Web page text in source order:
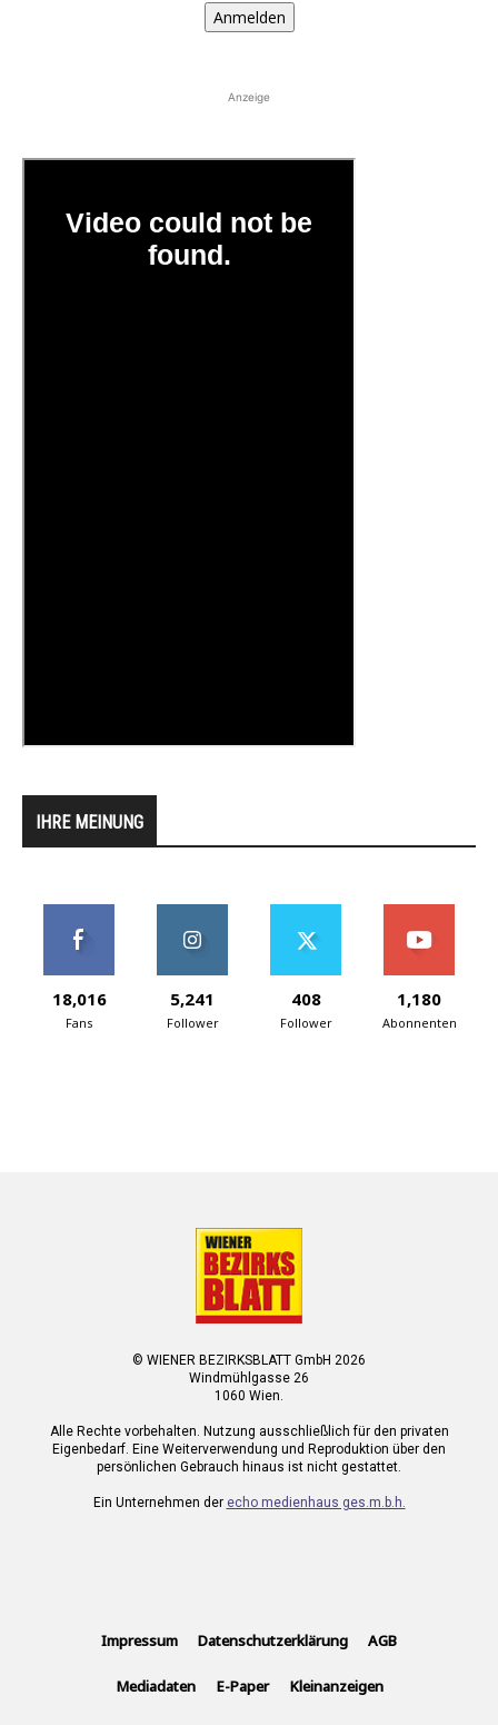
Anmelden
Anzeige
IHRE MEINUNG
18,016
Fans
5,241
Follower
408
Follower
1,180
Abonnenten
© WIENER BEZIRKSBLATT GmbH 2026
Windmühlgasse 26
1060 Wien.
Alle Rechte vorbehalten. Nutzung ausschließlich für den privaten
Eigenbedarf. Eine Weiterverwendung und Reproduktion über den
persönlichen Gebrauch hinaus ist nicht gestattet.
Ein Unternehmen der echo medienhaus ges.m.b.h.
Impressum Datenschutzerklärung AGB
Mediadaten E-Paper Kleinanzeigen